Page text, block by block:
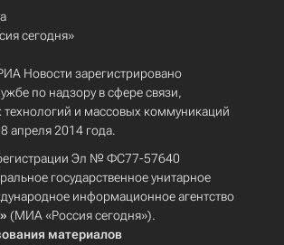
сегодня»
Новости зарегистрировано
по надзору в сфере связи,
и массовых коммуникаций
апреля 2014 года.
Эл № ФС77-57640
государственное унитарное
информационное агентство
(МИА «Россия сегодня»).
материалов